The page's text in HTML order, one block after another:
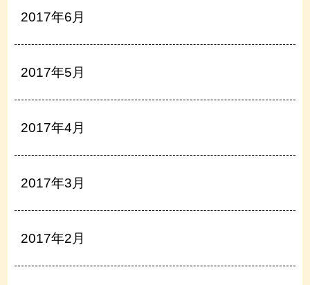
2017年6月
2017年5月
2017年4月
2017年3月
2017年2月